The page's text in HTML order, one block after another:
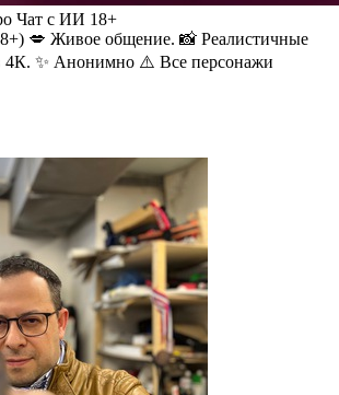
Чат с ИИ 18+
💋 Живое общение. 📸 Реалистичные
4К. ✨ Анонимно ⚠️ Все персонажи